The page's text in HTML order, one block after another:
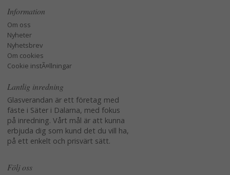
Information
Om oss
Nyheter
Nyhetsbrev
Om cookies
Cookie instÃ¤llningar
Lantlig inredning
Glasverandan är ett företag med
fäste i Säter i Dalarna, med fokus
på inredning. Vårt mål är att kunna
erbjuda dig som kund det du vill ha,
på ett enkelt och prisvärt sätt.
Följ oss